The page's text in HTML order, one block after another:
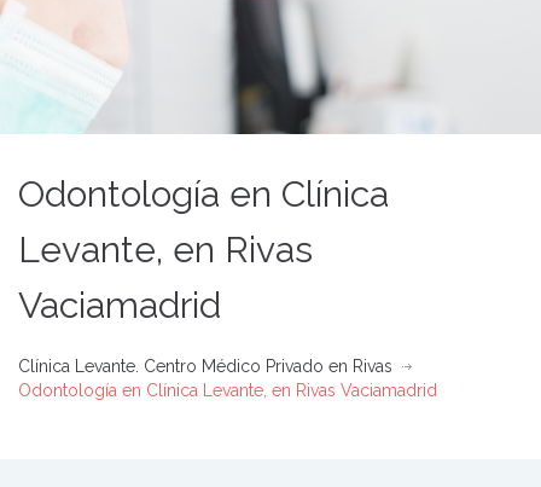
Odontología en Clínica
Levante, en Rivas
Vaciamadrid
Clínica Levante. Centro Médico Privado en Rivas
Odontología en Clínica Levante, en Rivas Vaciamadrid